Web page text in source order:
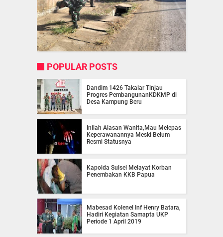
POPULAR POSTS
Dandim 1426 Takalar Tinjau
Progres PembangunanKDKMP di
Desa Kampung Beru
Inilah Alasan Wanita,Mau Melepas
Keperawanannya Meski Belum
Resmi Statusnya
Kapolda Sulsel Melayat Korban
Penembakan KKB Papua
Mabesad Kolenel Inf Henry Batara,
Hadiri Kegiatan Samapta UKP
Periode 1 April 2019